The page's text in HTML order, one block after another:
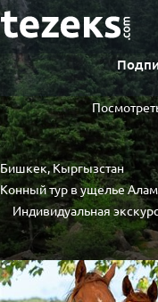
Бишкек, Кыргызстан
Конный тур в ущелье
Индивидуальная